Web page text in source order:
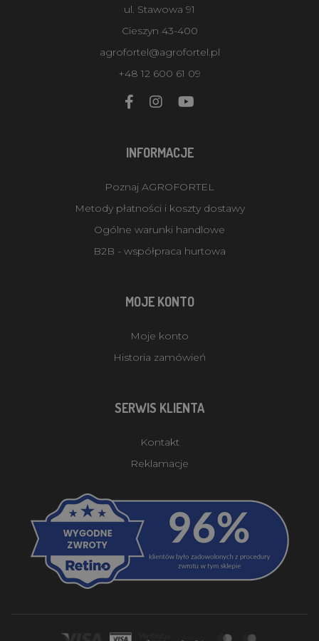
ul. Stawowa 91
Cieszyn 43-400
agrofortel@agrofortel.pl
+48 12 600 61 09
INFORMACJE
Poznaj AGROFORTEL
Metody płatności i koszty dostawy
Ogólne warunki handlowe
B2B - współpraca hurtowa
MOJE KONTO
Moje konto
Historia zamówień
SERWIS KLIENTA
Kontakt
Reklamacje